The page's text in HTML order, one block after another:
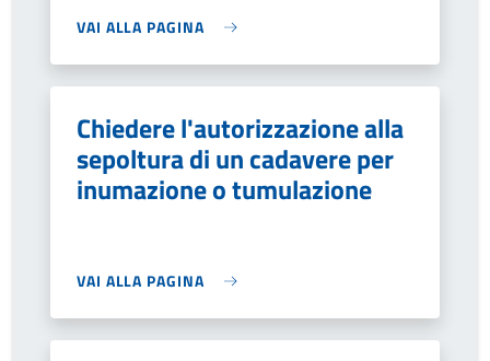
VAI ALLA PAGINA
Chiedere l'autorizzazione alla
sepoltura di un cadavere per
inumazione o tumulazione
VAI ALLA PAGINA